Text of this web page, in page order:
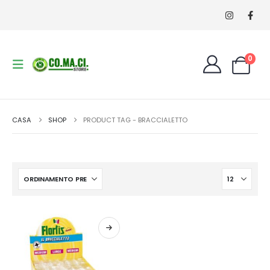
0
CASA SHOP PRODUCT TAG - BRACCIALETTO